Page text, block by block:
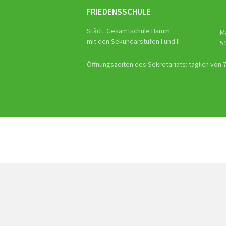
FRIEDENSSCHULE
Städt. Gesamtschule Hamm
mit den Sekundarstufen I und II
Öffnungszeiten des Sekretariats: täglich von